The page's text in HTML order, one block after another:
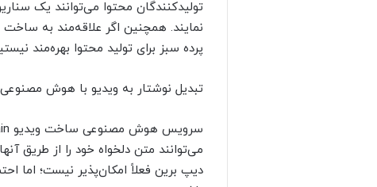
تولیدکنندگان محتوا می‌توانند یک
نمایند. همچنین اگر علاقه‌مند به ساخت
پرده سبز برای تولید محتوا بهره‌مند
تبدیل نوشتار به ویدیو با هوش مصنوعی Deep Brain
می‌توانند متن دلخواه خود را از طریق
دیپ برین فعلاً امکان‌پذیر نیست؛ اما